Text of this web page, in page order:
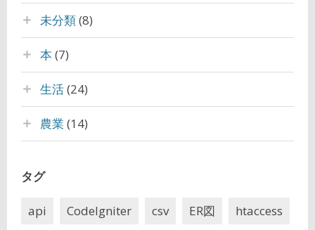
未分類(8)
本 (7)
生活(24)
農業 (14)
タグ
api CodeIgniter csv ER図 htaccess